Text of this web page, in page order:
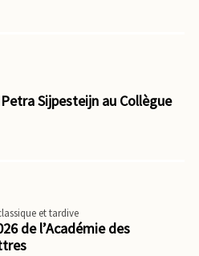
Sijpesteijn au Collègue
et tardive
de l’Académie des